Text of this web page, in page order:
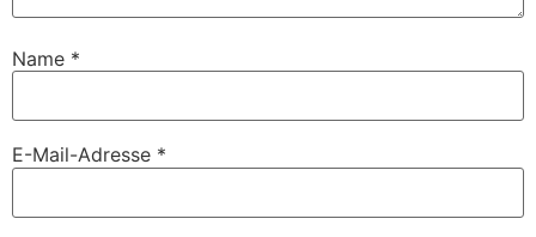
Name *
E-Mail-Adresse *